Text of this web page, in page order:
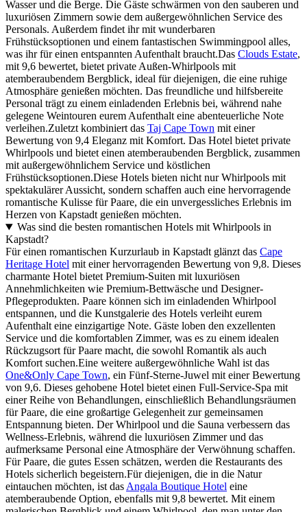
Wasser und die Berge. Die Gäste schwärmen von den sauberen und
luxuriösen Zimmern sowie dem außergewöhnlichen Service des
Personals. Außerdem findet ihr mit wunderbaren
Frühstücksoptionen und einem fantastischen Swimmingpool alles,
was ihr für einen entspannten Aufenthalt braucht.Das Clouds Estate,
mit 9,6 bewertet, bietet private Außen-Whirlpools mit
atemberaubendem Bergblick, ideal für diejenigen, die eine ruhige
Atmosphäre genießen möchten. Das freundliche und hilfsbereite
Personal trägt zu einem einladenden Erlebnis bei, während nahe
gelegene Weintouren eurem Aufenthalt eine abenteuerliche Note
verleihen.Zuletzt kombiniert das Taj Cape Town mit einer
Bewertung von 9,4 Eleganz mit Komfort. Das Hotel bietet private
Whirlpools und bietet einen atemberaubenden Bergblick, zusammen
mit außergewöhnlichem Service und köstlichen
Frühstücksoptionen.Diese Hotels bieten nicht nur Whirlpools mit
spektakulärer Aussicht, sondern schaffen auch eine hervorragende
romantische Kulisse für Paare, die ein unvergessliches Erlebnis im
Herzen von Kapstadt genießen möchten.
Was sind die besten romantischen Hotels mit Whirlpools in
Kapstadt?
Für einen romantischen Kurzurlaub in Kapstadt glänzt das Cape
Heritage Hotel mit einer hervorragenden Bewertung von 9,8. Dieses
charmante Hotel bietet Premium-Suiten mit luxuriösen
Annehmlichkeiten wie Premium-Bettwäsche und Designer-
Pflegeprodukten. Paare können sich im einladenden Whirlpool
entspannen, und die Kunstgalerie des Hotels verleiht eurem
Aufenthalt eine einzigartige Note. Gäste loben den exzellenten
Service und die komfortablen Zimmer, was es zu einem idealen
Rückzugsort für Paare macht, die sowohl Romantik als auch
Komfort suchen.Eine weitere außergewöhnliche Wahl ist das
One&Only Cape Town, ein Fünf-Sterne-Juwel mit einer Bewertung
von 9,6. Dieses gehobene Hotel bietet einen Full-Service-Spa mit
einer Reihe von Behandlungen, einschließlich Behandlungsräumen
für Paare, die eine großartige Gelegenheit zur gemeinsamen
Entspannung bieten. Der Whirlpool und die Sauna verbessern das
Wellness-Erlebnis, während die luxuriösen Zimmer und das
aufmerksame Personal eine Atmosphäre der Verwöhnung schaffen.
Für Paare, die gutes Essen schätzen, werden die Restaurants des
Hotels sicherlich begeistern.Für diejenigen, die in die Natur
eintauchen möchten, ist das Angala Boutique Hotel eine
atemberaubende Option, ebenfalls mit 9,8 bewertet. Mit einem